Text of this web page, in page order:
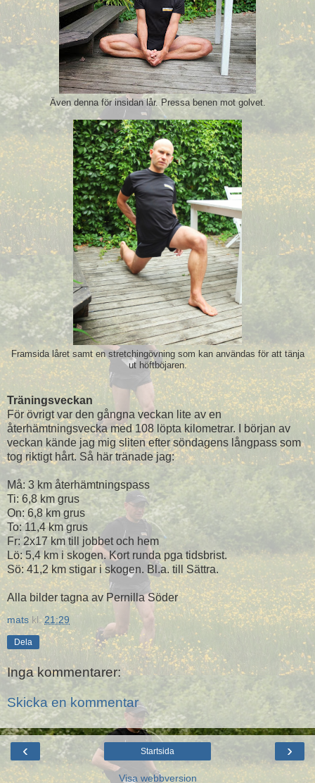
Även denna för insidan lår. Pressa benen mot golvet.
Framsida låret samt en stretchingövning som kan användas för att tänja
ut höftböjaren.
Träningsveckan
För övrigt var den gångna veckan lite av en
återhämtningsvecka med 108 löpta kilometrar. I början av
veckan kände jag mig sliten efter söndagens långpass som
tog riktigt hårt. Så här tränade jag:
Må: 3 km återhämtningspass
Ti: 6,8 km grus
On: 6,8 km grus
To: 11,4 km grus
Fr: 2x17 km till jobbet och hem
Lö: 5,4 km i skogen. Kort runda pga tidsbrist.
Sö: 41,2 km stigar i skogen. Bl.a. till Sättra.
Alla bilder tagna av Pernilla Söder
mats kl.21:29
Dela
Inga kommentarer:
Skicka en kommentar
‹ ›
Startsida
Visa webbversion